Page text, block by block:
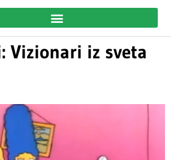
Vizionari iz sveta